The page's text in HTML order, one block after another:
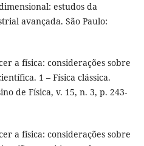
estudos da
avançada. São Paulo:
a física: considerações sobre
1 – Física clássica.
de Física, v. 15, n. 3, p. 243-
a física: considerações sobre